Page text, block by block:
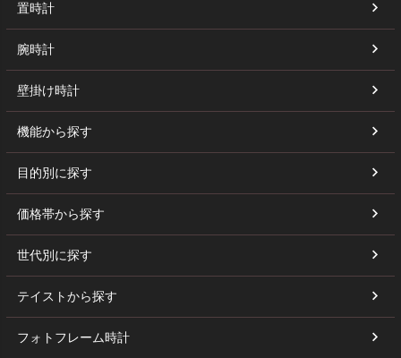
置時計
腕時計
壁掛け時計
機能から探す
目的別に探す
価格帯から探す
世代別に探す
テイストから探す
フォトフレーム時計